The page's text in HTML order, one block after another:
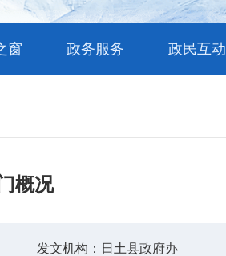
窗 政务服务 政民互动
概况
发文机构： 日土县政府办